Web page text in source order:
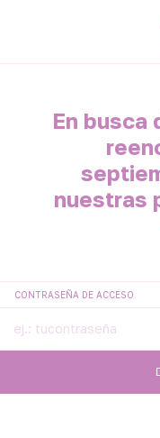
En busca
nuestras
CONTRASEÑA DE ACCESO